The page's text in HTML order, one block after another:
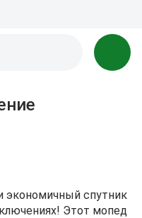
экономичный спутник
Этот мопед